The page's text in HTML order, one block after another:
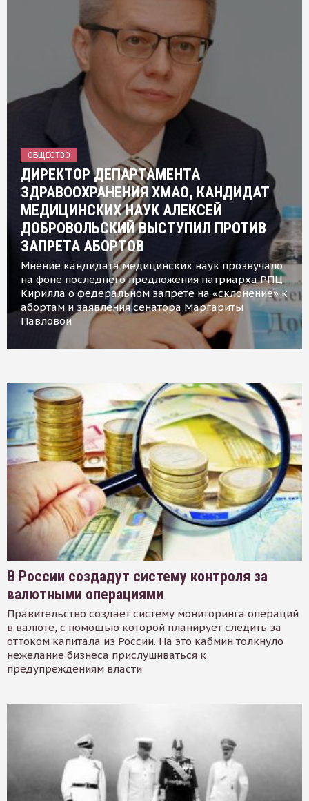
ОБЩЕСТВО
ДИРЕКТОР ДЕПАРТАМЕНТА
ЗДРАВООХРАНЕНИЯ ХМАО, КАНДИДАТ
МЕДИЦИНСКИХ НАУК АЛЕКСЕЙ
ДОБРОВОЛЬСКИЙ ВЫСТУПИЛ ПРОТИВ
ЗАПРЕТА АБОРТОВ
Мнение кандидата медицинских наук прозвучало
на фоне последнего предложения патриарха РПЦ
Кирилла о федеральном запрете на «склонение» к
абортам и заявления сенатора Маргариты
Павловой
В России создадут систему контроля за
валютными операциями
Правительство создает систему мониторинга операций
в валюте, с помощью которой планирует следить за
оттоком капитала из России. На это кабмин толкнуло
нежелание бизнеса прислушиваться к
предупреждениям власти